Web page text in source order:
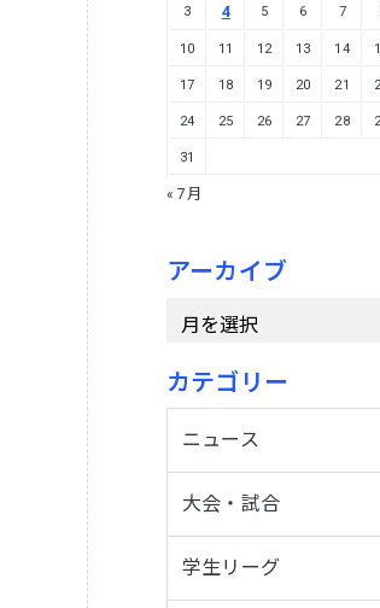
3 4 5 6 7
10 11 12 13 14
17 18 19 20 21
24 25 26 27 28
31
« 7月
アーカイブ
ー
ブ
カテゴリー
ニュース
大会・試合
学生リーグ